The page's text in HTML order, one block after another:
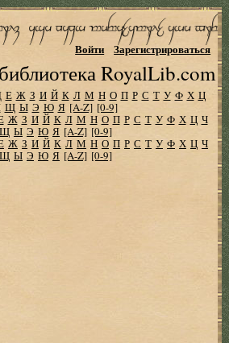
RoyalLib.com
Войти Зарегистрироваться
Е Ж З И Й К Л М Н О П Р С Т У Ф Х Ц
Щ Ы Э Ю Я [A-Z] [0-9]
Ж З И Й К Л М Н О П Р С Т У Ф Х Ц Ч
Щ Ы Э Ю Я [A-Z] [0-9]
Ж З И Й К Л М Н О П Р С Т У Ф Х Ц Ч
Щ Ы Э Ю Я [A-Z] [0-9]